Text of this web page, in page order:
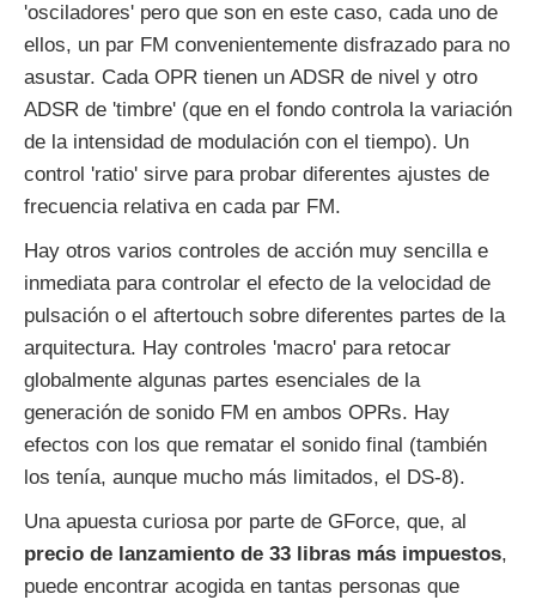
'osciladores' pero que son en este caso, cada uno de
ellos, un par FM convenientemente disfrazado para no
asustar. Cada OPR tienen un ADSR de nivel y otro
ADSR de 'timbre' (que en el fondo controla la variación
de la intensidad de modulación con el tiempo). Un
control 'ratio' sirve para probar diferentes ajustes de
frecuencia relativa en cada par FM.
Hay otros varios controles de acción muy sencilla e
inmediata para controlar el efecto de la velocidad de
pulsación o el aftertouch sobre diferentes partes de la
arquitectura. Hay controles 'macro' para retocar
globalmente algunas partes esenciales de la
generación de sonido FM en ambos OPRs. Hay
efectos con los que rematar el sonido final (también
los tenía, aunque mucho más limitados, el DS-8).
Una apuesta curiosa por parte de GForce, que, al
precio de lanzamiento de 33 libras más impuestos,
puede encontrar acogida en tantas personas que